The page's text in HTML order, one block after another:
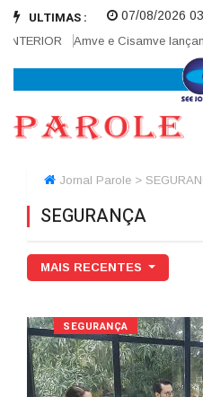
ULTIMAS :
Amve e Cisamve lançam
07/08/2026
Jornal Parole >
SEGURANÇA
MAIS RECENTES
SEGURANÇA